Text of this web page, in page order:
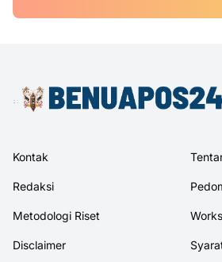
Kontak
Redaksi
Metodologi Riset
Disclaimer